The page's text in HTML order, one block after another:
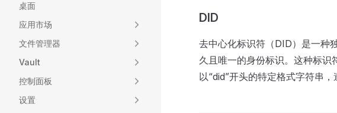
桌面
应用市场
文件管理器
Vault
控制面板
设置
DID
去中心化标识符（DID）是一种
久且唯一的身份标识。这种标
以“did”开头的特定格式字符串，